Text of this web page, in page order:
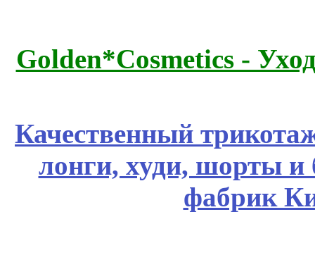
Golden*Cosmetics -
Качественный
лонги, худи, шорты
фабрик